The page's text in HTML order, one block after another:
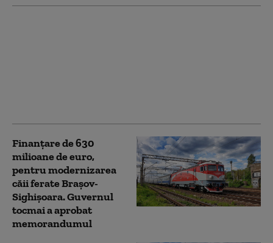
Finanțare de 630
milioane de euro,
pentru modernizarea
căii ferate Braşov-
Sighişoara. Guvernul
tocmai a aprobat
memorandumul